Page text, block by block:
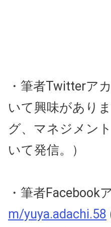
・筆者Twitterア
いて興味があり
グ、マネジメン
いて発信。
）
・筆者Facebook
m/yuya.adachi.58